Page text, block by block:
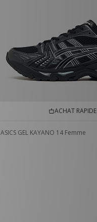
ACHAT RAPIDE
ASICS GEL KAYANO 14 Femme